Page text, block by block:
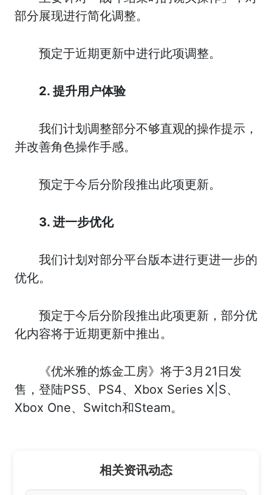
部分展现进行简化调整。
预定于近期更新中进行此项调整。
2. 提升用户体验
我们计划调整部分不够直观的操作提示，
并改善角色操作手感。
预定于今后分阶段推出此项更新。
3. 进一步优化
我们计划对部分平台版本进行更进一步的
优化。
预定于今后分阶段推出此项更新，部分优
化内容将于近期更新中推出。
《优米雅的炼金工房》将于3月21日发
售，登陆PS5、PS4、Xbox Series X|S、
Xbox One、Switch和Steam。
相关资讯动态